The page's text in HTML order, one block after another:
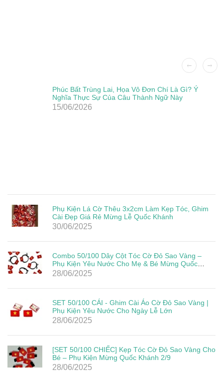
Phúc Bất Trùng Lai, Họa Vô Đơn Chí Là Gì? Ý
Nghĩa Thực Sự Của Câu Thành Ngữ Này
15/06/2026
Phụ Kiện Lá Cờ Thêu 3x2cm Làm Kẹp Tóc, Ghim
Cài Đẹp Giá Rẻ Mừng Lễ Quốc Khánh
30/06/2025
Combo 50/100 Dây Cột Tóc Cờ Đỏ Sao Vàng –
Phụ Kiện Yêu Nước Cho Mẹ & Bé Mừng Quốc
Khánh 2/9
28/06/2025
SET 50/100 CÁI - Ghim Cài Áo Cờ Đỏ Sao Vàng |
Phụ Kiện Yêu Nước Cho Ngày Lễ Lớn
28/06/2025
[SET 50/100 CHIẾC] Kẹp Tóc Cờ Đỏ Sao Vàng Cho
Bé – Phụ Kiện Mừng Quốc Khánh 2/9
28/06/2025